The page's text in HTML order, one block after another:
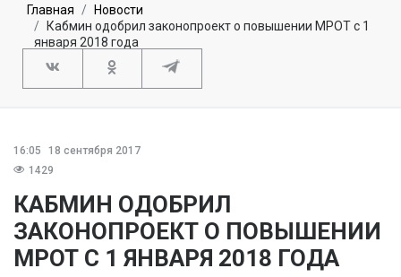
Главная
Новости
Кабмин одобрил законопроект о повышении МРОТ с 1
января 2018 года
16:05
18 сентября 2017
1429
КАБМИН ОДОБРИЛ
ЗАКОНОПРОЕКТ О ПОВЫШЕНИИ
МРОТ С 1 ЯНВАРЯ 2018 ГОДА